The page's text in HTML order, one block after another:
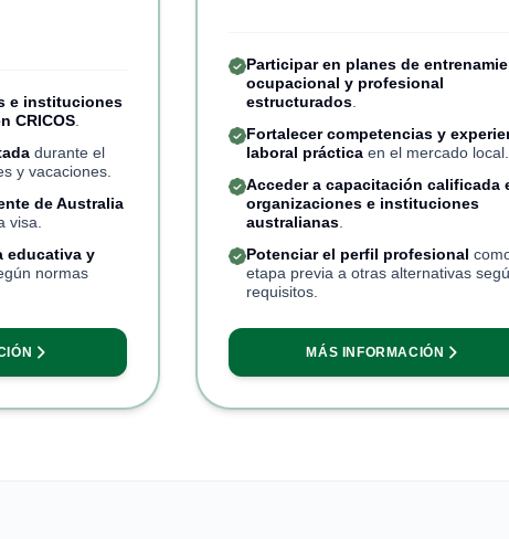
e instituciones
CRICOS
durante el
y vacaciones.
de Australia
visa.
educativa y
normas
Participar en planes de
ocupacional y profesional
estructurados
Fortalecer competencias y
laboral práctica en el mercado local.
Acceder a capacitación calificada
organizaciones e instituciones
australianas
Potenciar el perfil profesional
etapa previa a otras alternativas
requisitos.
MÁS INFORMACIÓN